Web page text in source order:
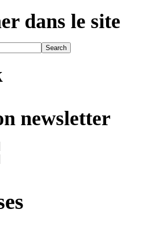
dans le site
newsletter